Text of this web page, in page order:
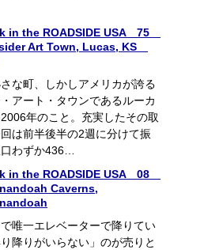
in the ROADSIDE USA 75
Art Town, Lucas, KS
な町、しかしアメリカが誇る
アート・タウンであるルーカ
年のこと。充実したその取
は前半後半の2週に分けて振
わずか436…
in the ROADSIDE USA 08
Caverns,
で唯一エレベーターで降りてい
降りがいらない」のが売りと